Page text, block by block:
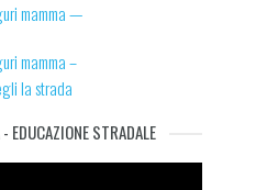
mamma —
mamma –
la strada
EDUCAZIONE STRADALE